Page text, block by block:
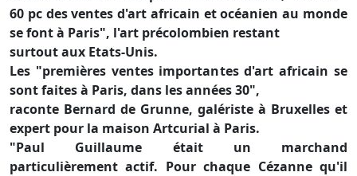
60 pc des ventes d'art africain et océanien au monde
se font à Paris", l'art précolombien restant
surtout aux Etats-Unis.
Les "premières ventes importantes d'art africain se
sont faites à Paris, dans les années 30",
raconte Bernard de Grunne, galériste à Bruxelles et
expert pour la maison Artcurial à Paris.
"Paul Guillaume était un marchand
particulièrement actif. Pour chaque Cézanne qu'il